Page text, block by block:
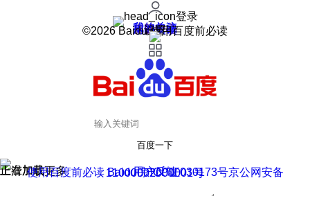
登录
我的关注
我的收藏
皮肤中心
用户反馈
设置
©2026 Baidu 使用百度前必读
百度一下
正在加载
上滑加载更多 用户反馈
使用百度前必读 Baidu 京ICP证030173号
京公网安备11000002000001号